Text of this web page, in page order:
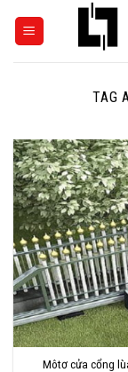
TAG
Môtơ cửa cổng